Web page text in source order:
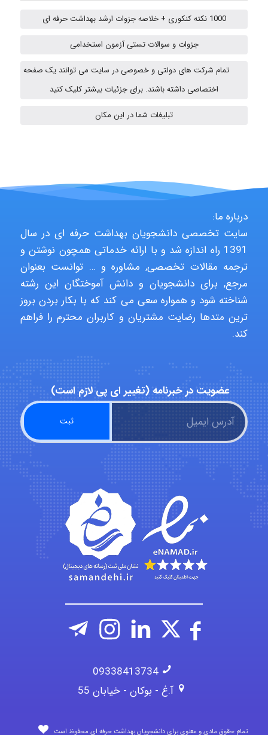
HaddadiMahsa
USER124
malekf
abolfazlkoshehe
A.balandeh
fatima
Jafar Tym
aghajari vahid
1000 نکته کنکوری + خلاصه جزوات ارشد بهداشت حرفه ای
جزوات و سوالات تستی آزمون استخدامی
تمام شرکت های دولتی و خصوصی در سایت می توانند یک صفحه
اختصاصی داشته باشند. برای جزئیات بیشتر کلیک کنید
تبلیغات شما در این مکان
درباره ما:
سایت تخصصی دانشجویان بهداشت حرفه ای در سال
1391 راه اندازه شد و با ارائه خدماتی همچون نوشتن و
ترجمه مقالات تخصصی, مشاوره و … توانست بعنوان
مرجع, برای دانشجویان و دانش آموختگان این رشته
شناخته شود و همواره سعی می کند که با بکار بردن بروز
ترین متدها رضایت مشتریان و کاربران محترم را فراهم
کند.
عضویت در خبرنامه (تغییر ای پی لازم است)
09338413734
آ.غ - بوکان - خیابان 55
تمام حقوق مادی و معنوی برای دانشجویان بهداشت حرفه ای محفوظ است